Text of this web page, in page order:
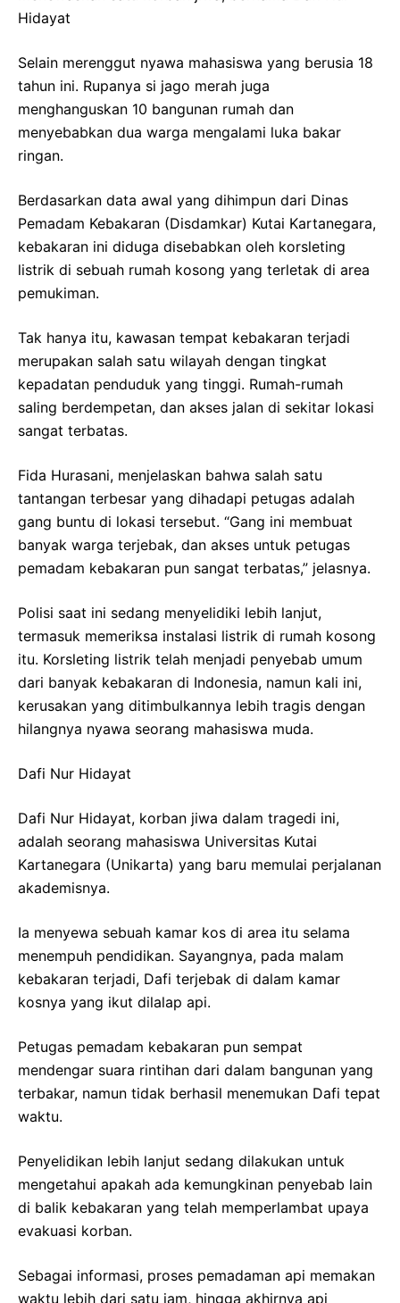
Hidayat
Selain merenggut nyawa mahasiswa yang berusia 18
tahun ini. Rupanya si jago merah juga
menghanguskan 10 bangunan rumah dan
menyebabkan dua warga mengalami luka bakar
ringan.
Berdasarkan data awal yang dihimpun dari Dinas
Pemadam Kebakaran (Disdamkar) Kutai Kartanegara,
kebakaran ini diduga disebabkan oleh korsleting
listrik di sebuah rumah kosong yang terletak di area
pemukiman.
Tak hanya itu, kawasan tempat kebakaran terjadi
merupakan salah satu wilayah dengan tingkat
kepadatan penduduk yang tinggi. Rumah-rumah
saling berdempetan, dan akses jalan di sekitar lokasi
sangat terbatas.
Fida Hurasani, menjelaskan bahwa salah satu
tantangan terbesar yang dihadapi petugas adalah
gang buntu di lokasi tersebut. “Gang ini membuat
banyak warga terjebak, dan akses untuk petugas
pemadam kebakaran pun sangat terbatas,” jelasnya.
Polisi saat ini sedang menyelidiki lebih lanjut,
termasuk memeriksa instalasi listrik di rumah kosong
itu. Korsleting listrik telah menjadi penyebab umum
dari banyak kebakaran di Indonesia, namun kali ini,
kerusakan yang ditimbulkannya lebih tragis dengan
hilangnya nyawa seorang mahasiswa muda.
Dafi Nur Hidayat
Dafi Nur Hidayat, korban jiwa dalam tragedi ini,
adalah seorang mahasiswa Universitas Kutai
Kartanegara (Unikarta) yang baru memulai perjalanan
akademisnya.
Ia menyewa sebuah kamar kos di area itu selama
menempuh pendidikan. Sayangnya, pada malam
kebakaran terjadi, Dafi terjebak di dalam kamar
kosnya yang ikut dilalap api.
Petugas pemadam kebakaran pun sempat
mendengar suara rintihan dari dalam bangunan yang
terbakar, namun tidak berhasil menemukan Dafi tepat
waktu.
Penyelidikan lebih lanjut sedang dilakukan untuk
mengetahui apakah ada kemungkinan penyebab lain
di balik kebakaran yang telah memperlambat upaya
evakuasi korban.
Sebagai informasi, proses pemadaman api memakan
waktu lebih dari satu jam, hingga akhirnya api